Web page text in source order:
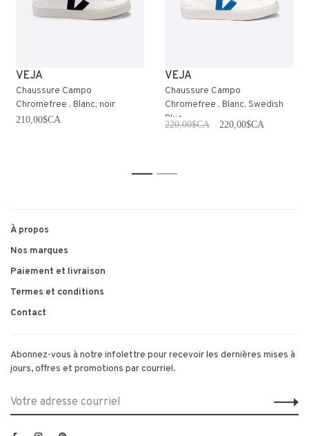
VEJA
Chaussure Campo
Chromefree . Blanc, noir
210,00$CA
VEJA
Chaussure Campo
Chromefree . Blanc, Swedish
Blue
220,00$CA 220,00$CA
1 2
À propos
Nos marques
Paiement et livraison
Termes et conditions
Contact
Abonnez-vous à notre infolettre pour recevoir les dernières mises à
jours, offres et promotions par courriel.